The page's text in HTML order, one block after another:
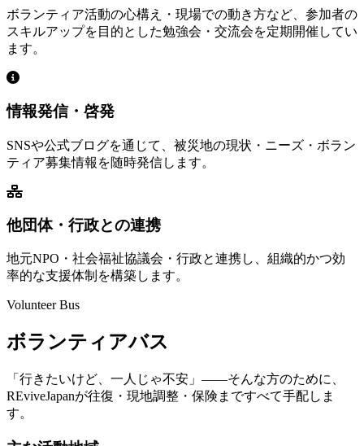
ボランティア活動の心構え・現場での動き方など、参加者の
スキルアップを目的とした勉強会・交流会を定期開催してい
ます。
情報発信・啓発
SNSや公式ブログを通じて、被災地の現状・ニーズ・ボラン
ティア募集情報を随時発信します。
他団体・行政との連携
地元NPO・社会福祉協議会・行政と連携し、組織的かつ効
率的な支援体制を構築します。
Volunteer Bus
ボランティアバス
「行きたいけど、一人じゃ不安」——そんな方のために、
REviveJapanが往復・現地調整・保険まですべて手配しま
す。